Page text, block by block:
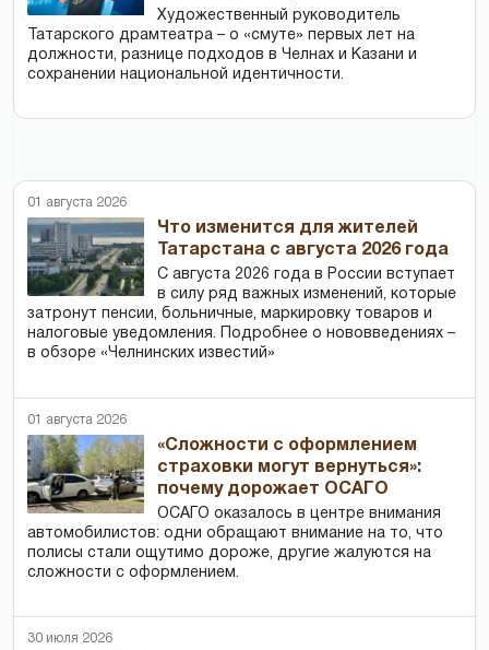
Художественный руководитель
Татарского драмтеатра – о «смуте» первых лет на
должности, разнице подходов в Челнах и Казани и
сохранении национальной идентичности.
01 августа 2026
Что изменится для жителей
Татарстана с августа 2026 года
С августа 2026 года в России вступает
в силу ряд важных изменений, которые
затронут пенсии, больничные, маркировку товаров и
налоговые уведомления. Подробнее о нововведениях –
в обзоре «Челнинских известий»
01 августа 2026
«Сложности с оформлением
страховки могут вернуться»:
почему дорожает ОСАГО
ОСАГО оказалось в центре внимания
автомобилистов: одни обращают внимание на то, что
полисы стали ощутимо дороже, другие жалуются на
сложности с оформлением.
30 июля 2026